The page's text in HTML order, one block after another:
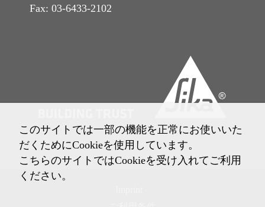
Fax: 03-6433-2102
このサイトでは一部の機能を正常にお使いいた
だくためにCookieを使用しています。
こちらのサイトではCookieを受け入れてご利用
ください。